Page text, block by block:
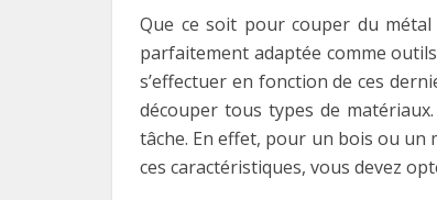
Que ce soit pour couper du
parfaitement adaptée comme
s’effectuer en fonction de ces
découper tous types de
tâche. En effet, pour un bois ou un
ces caractéristiques, vous devez